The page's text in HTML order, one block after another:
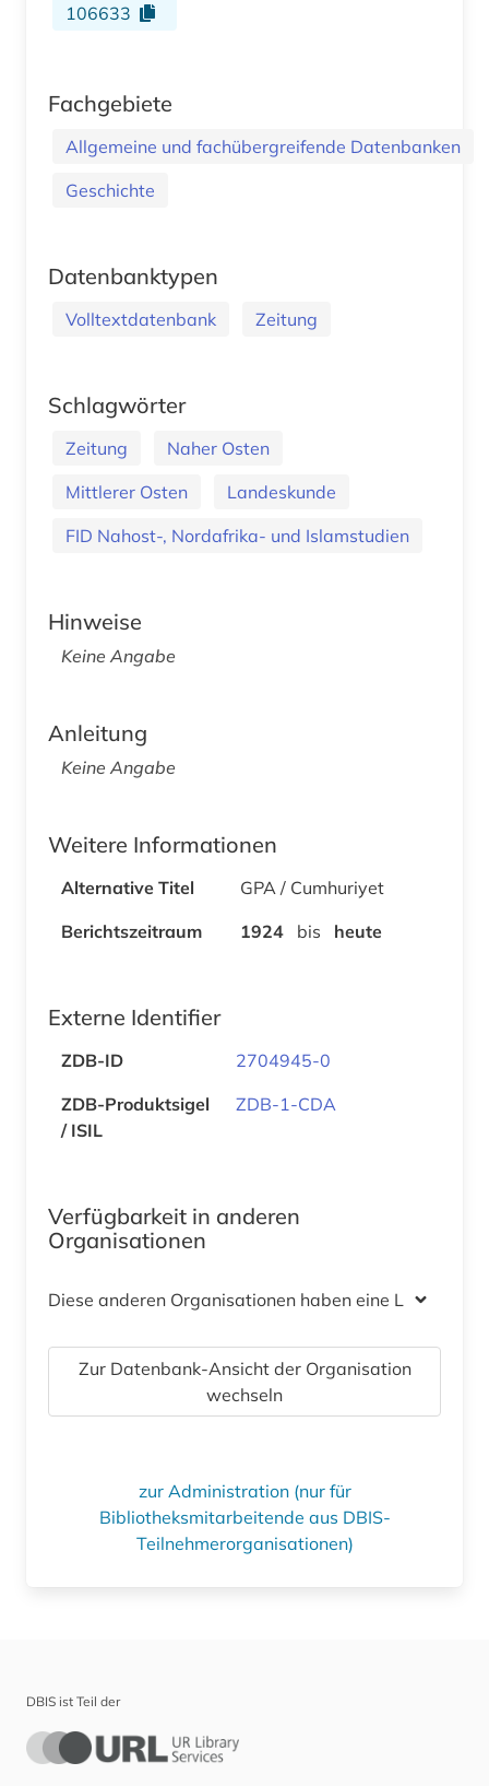
106633
Fachgebiete
Allgemeine und fachübergreifende Datenbanken
Geschichte
Datenbanktypen
Volltextdatenbank Zeitung
Schlagwörter
Zeitung
Naher Osten
Mittlerer Osten
Landeskunde
FID Nahost-, Nordafrika- und Islamstudien
Hinweise
Keine Angabe
Anleitung
Keine Angabe
Weitere Informationen
Alternative Titel
GPA / Cumhuriyet
Berichtszeitraum
1924 bis heute
Externe Identifier
ZDB-ID
2704945-0
ZDB-Produktsigel
/ ISIL
ZDB-1-CDA
Verfügbarkeit in anderen
Organisationen
Diese anderen Organisationen haben eine Lizenz
Zur Datenbank-Ansicht der Organisation
wechseln
zur Administration (nur für
Bibliotheksmitarbeitende aus DBIS-
Teilnehmerorganisationen)
DBIS ist Teil der